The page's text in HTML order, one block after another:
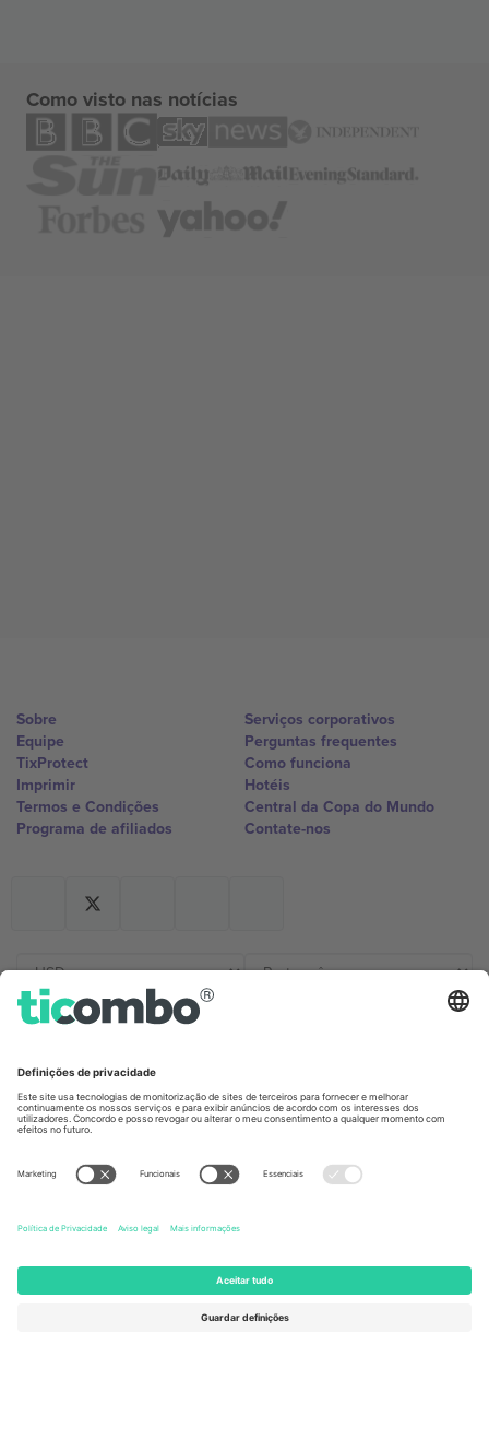
Como visto nas notícias
Sobre
Equipe
TixProtect
Imprimir
Termos e Condições
Programa de afiliados
Serviços corporativos
Perguntas frequentes
Como funciona
Hotéis
Central da Copa do Mundo
Contate-nos
Germany
Unter den Linden 24, 10117
United Kingdom
167 City Road, London, Greater
Kingdom
United States
Newark, Delaware 19713, United
States
Engelberg, Switzerland